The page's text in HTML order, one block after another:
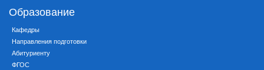
Образование
Кафедры
Направления подготовки
Абитуриенту
ФГОС